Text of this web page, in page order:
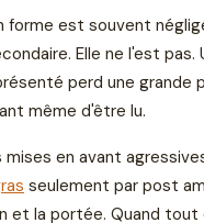
forme est souvent
Elle ne l'est
perd une grande
même d'être lu.
mises en avant
seulement par post
et la portée. Quand tout